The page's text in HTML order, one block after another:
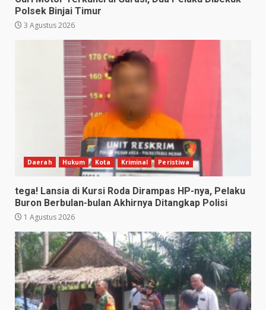
Polsek Binjai Timur
3 Agustus 2026
Daerah Hukum Kota Kriminal Peristiwa
tega! Lansia di Kursi Roda Dirampas HP-nya, Pelaku
Buron Berbulan-bulan Akhirnya Ditangkap Polisi
1 Agustus 2026